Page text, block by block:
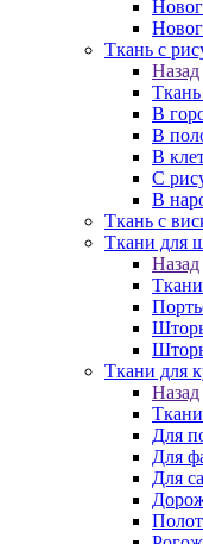
Ткань с
Назад
В
В
В
С
В
Ткань с
Ткани для
Назад
Ткани для
Назад
Для
Для
Для